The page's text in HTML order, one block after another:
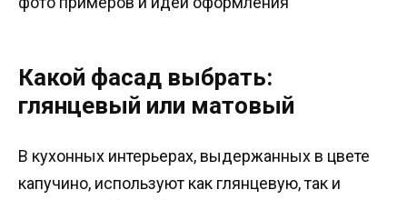
Какой фасад выбрать:
глянцевый или матовый
В кухонных интерьерах, выдержанных в цвете
капучино, используют как глянцевую, так и